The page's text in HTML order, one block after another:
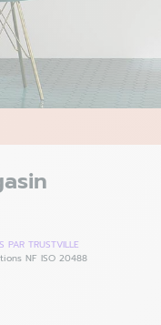
PAR TRUSTVILLE
NF ISO 20488